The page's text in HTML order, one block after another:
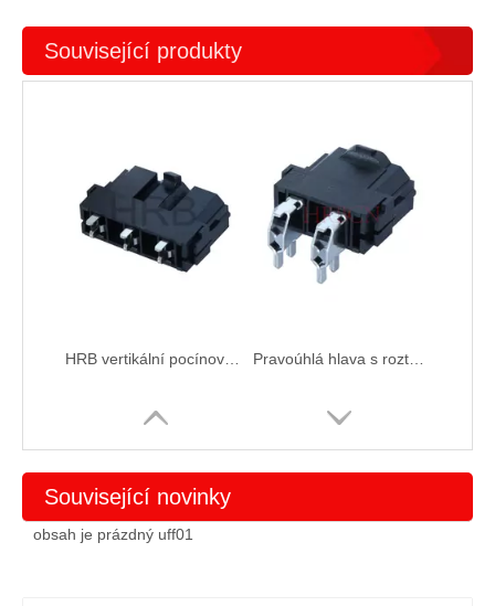
Související produkty
Související novinky
obsah je prázdný uff01